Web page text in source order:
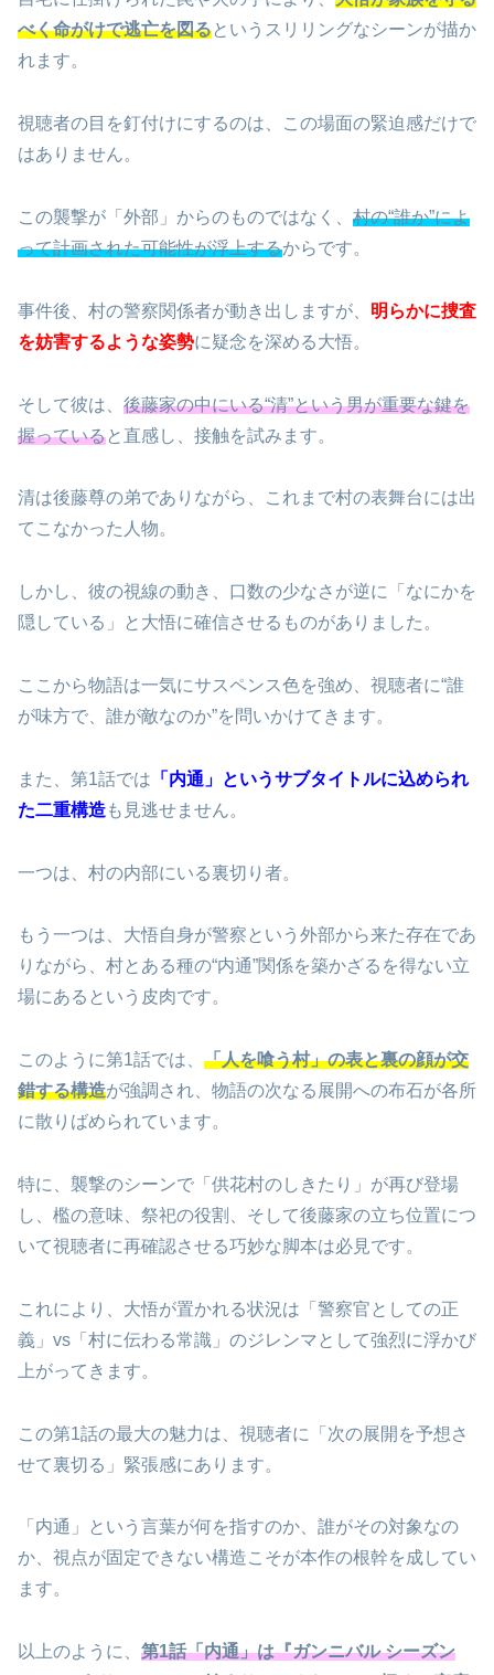
べく命がけで逃亡を図るというスリリングなシーンが描か
れます。
視聴者の目を釘付けにするのは、この場面の緊迫感だけで
はありません。
この襲撃が「外部」からのものではなく、 村の“誰か”によ
って計画された可能性が浮上するからです。
事件後、村の警察関係者が動き出しますが、 明らかに捜査
を妨害するような姿勢に疑念を深める大悟。
そして彼は、 後藤家の中にいる“清”という男が重要な鍵を
握っていると直感し、接触を試みます。
清は後藤尊の弟でありながら、これまで村の表舞台には出
てこなかった人物。
しかし、彼の視線の動き、口数の少なさが逆に「なにかを
隠している」と大悟に確信させるものがありました。
ここから物語は一気にサスペンス色を強め、視聴者に“誰
が味方で、誰が敵なのか”を問いかけてきます。
また、第1話では 「内通」というサブタイトルに込められ
た二重構造も見逃せません。
一つは、村の内部にいる裏切り者。
もう一つは、大悟自身が警察という外部から来た存在であ
りながら、村とある種の“内通”関係を築かざるを得ない立
場にあるという皮肉です。
このように第1話では、 「人を喰う村」の表と裏の顔が交
錯する構造が強調され、物語の次なる展開への布石が各所
に散りばめられています。
特に、襲撃のシーンで「供花村のしきたり」が再び登場
し、檻の意味、祭祀の役割、そして後藤家の立ち位置につ
いて視聴者に再確認させる巧妙な脚本は必見です。
これにより、大悟が置かれる状況は「警察官としての正
義」vs「村に伝わる常識」のジレンマとして強烈に浮かび
上がってきます。
この第1話の最大の魅力は、視聴者に「次の展開を予想さ
せて裏切る」緊張感にあります。
「内通」という言葉が何を指すのか、誰がその対象なの
か、視点が固定できない構造こそが本作の根幹を成してい
ます。
以上のように、 第1話「内通」は『ガンニバル シーズン